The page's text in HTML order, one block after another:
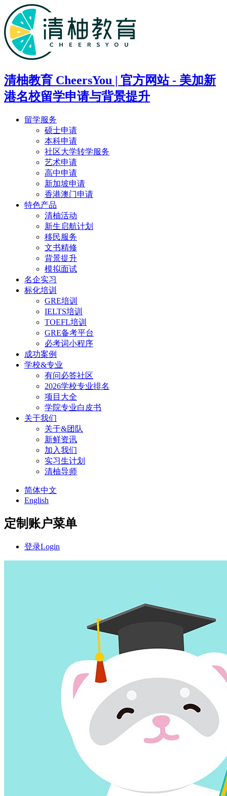
清柚教育 CheersYou | 官方网站 - 美加新
港名校留学申请与背景提升
留学服务
硕士申请
本科申请
社区大学转学服务
艺术申请
高中申请
新加坡申请
香港澳门申请
特色产品
清柚活动
新生启航计划
移民服务
文书精修
背景提升
模拟面试
名企实习
标化培训
GRE培训
IELTS培训
TOEFL培训
GRE备考平台
必考词小程序
成功案例
学校&专业
有问必答社区
2026学校专业排名
项目大全
学院专业白皮书
关于我们
关于&团队
新鲜资讯
加入我们
实习生计划
清柚导师
简体中文
English
定制账户菜单
登录Login